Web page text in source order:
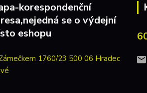
korespondenční
se o výdejní
eshopu
1760/23 500 06 Hradec